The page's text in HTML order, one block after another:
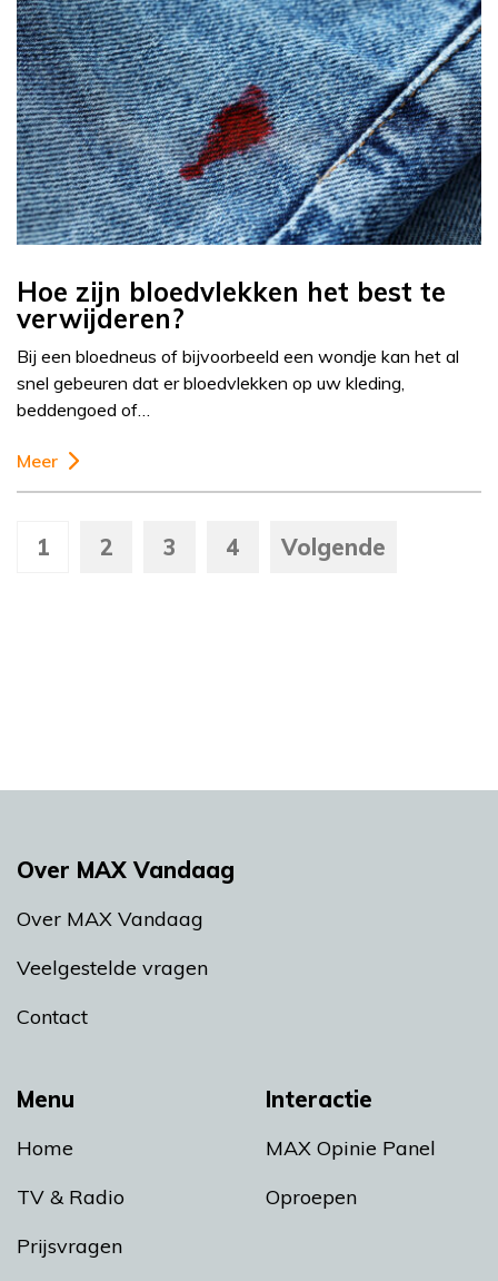
Hoe zijn bloedvlekken het best te
verwijderen?
Bij een bloedneus of bijvoorbeeld een wondje kan het al
snel gebeuren dat er bloedvlekken op uw kleding,
beddengoed of…
Meer
1 2 3 4 Volgende
Menu
Home
TV & Radio
Prijsvragen
Interactie
MAX Opinie Panel
Oproepen
Over MAX Vandaag
Over MAX Vandaag
Veelgestelde vragen
Contact